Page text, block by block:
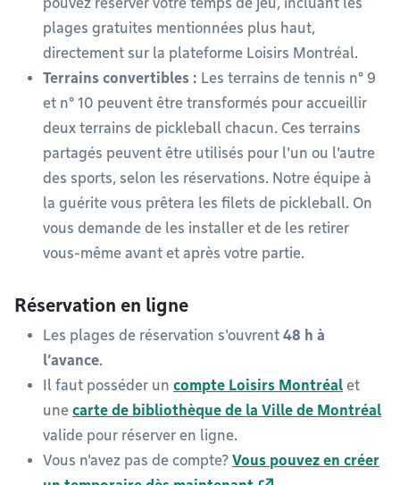
plages gratuites mentionnées plus haut,
directement sur la plateforme Loisirs Montréal.
Terrains convertibles : Les terrains de tennis n° 9
et n° 10 peuvent être transformés pour accueillir
deux terrains de pickleball chacun. Ces terrains
partagés peuvent être utilisés pour l'un ou l'autre
des sports, selon les réservations. Notre équipe à
la guérite vous prêtera les filets de pickleball. On
vous demande de les installer et de les retirer
vous-même avant et après votre partie.
Réservation en ligne
Les plages de réservation s'ouvrent 48 h à
l’avance.
Il faut posséder un compte Loisirs Montréal et
une carte de bibliothèque de la Ville de Montréal
valide pour réserver en ligne.
Vous n'avez pas de compte? Vous pouvez en créer